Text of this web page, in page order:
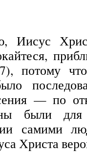
Иисус
потому что
— по
были для
самими
Христа